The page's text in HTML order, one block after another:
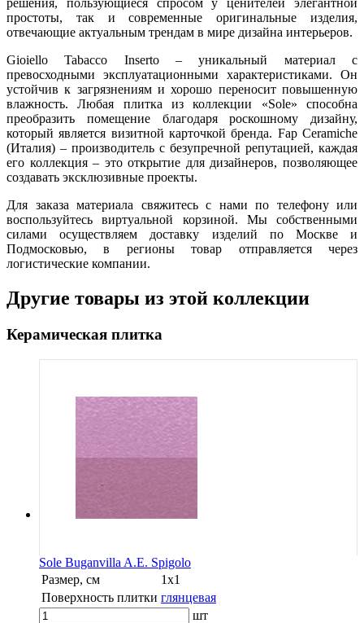
решения, пользующиеся спросом у ценителей элегантной
простоты, так и современные оригинальные изделия,
отвечающие актуальным трендам в мире дизайна интерьеров.
Gioiello Tabacco Inserto – уникальный материал с
превосходными эксплуатационными характеристиками. Он
устойчив к загрязнениям и хорошо переносит повышенную
влажность. Любая плитка из коллекции «Sole» способна
преобразить помещение благодаря роскошному дизайну,
который является визитной карточкой бренда. Fap Ceramiche
(Италия) – производитель с безупречной репутацией, каждая
его коллекция – это открытие для дизайнеров, позволяющее
создавать эксклюзивные проекты.
Для заказа материала свяжитесь с нами по телефону или
воспользуйтесь виртуальной корзиной. Мы собственными
силами осуществляем доставку изделий по Москве и
Подмосковью, в регионы товар отправляется через
логистические компании.
Другие товары из этой коллекции
Керамическая плитка
Sole Buganvilla A.E. Spigolo
Размер, см
1х1
Поверхность плитки глянцевая
шт